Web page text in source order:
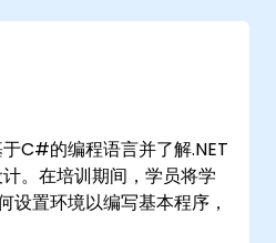
C#的编程语言并了解.NET
。在培训期间，学员将学
置环境以编写基本程序，